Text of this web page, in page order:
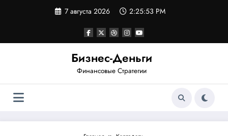
7 августа 2026 2:25:53 PM
Бизнес-Деньги
Финансовые Стратегии